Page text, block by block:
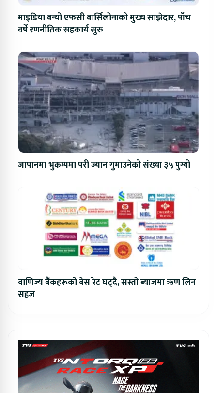
माइडिया बन्यो एफसी बार्सिलोनाको मुख्य साझेदार, पाँच
वर्षे रणनीतिक सहकार्य सुरु
जापानमा भुकम्पमा परी ज्यान गुमाउनेको संख्या ३५ पुग्यो
वाणिज्य बैंकहरूको बेस रेट घट्दै, सस्तो ब्याजमा ऋण लिन
सहज